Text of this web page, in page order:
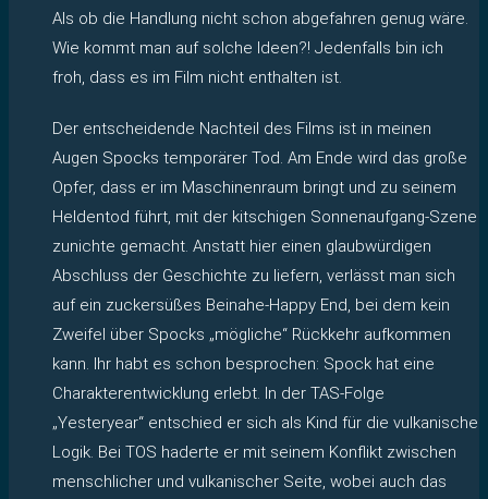
Als ob die Handlung nicht schon abgefahren genug wäre.
Wie kommt man auf solche Ideen?! Jedenfalls bin ich
froh, dass es im Film nicht enthalten ist.
Der entscheidende Nachteil des Films ist in meinen
Augen Spocks temporärer Tod. Am Ende wird das große
Opfer, dass er im Maschinenraum bringt und zu seinem
Heldentod führt, mit der kitschigen Sonnenaufgang-Szene
zunichte gemacht. Anstatt hier einen glaubwürdigen
Abschluss der Geschichte zu liefern, verlässt man sich
auf ein zuckersüßes Beinahe-Happy End, bei dem kein
Zweifel über Spocks „mögliche“ Rückkehr aufkommen
kann. Ihr habt es schon besprochen: Spock hat eine
Charakterentwicklung erlebt. In der TAS-Folge
„Yesteryear“ entschied er sich als Kind für die vulkanische
Logik. Bei TOS haderte er mit seinem Konflikt zwischen
menschlicher und vulkanischer Seite, wobei auch das